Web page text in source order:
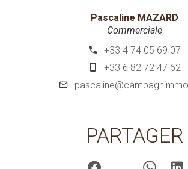
Pascaline MAZARD
Commerciale
+33 4 74 05 69 07
+33 6 82 72 47 62
PARTAGER